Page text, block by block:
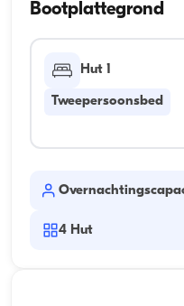
Bootplattegrond
Hut 1
Tweepersoonsbed
4 Hut